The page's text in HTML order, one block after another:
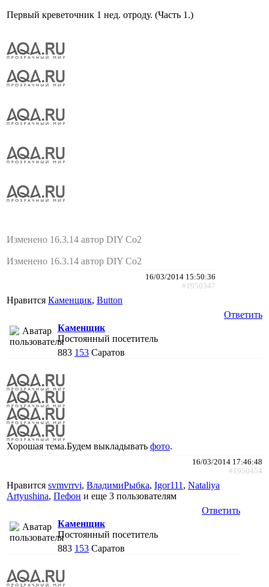
Первый креветочник 1 нед. отроду. (Часть 1.)
Изменено 16.3.14 автор DIY Co2
Изменено 16.3.14 автор DIY Co2
16/03/2014 15:50:36
#1950347
Нравится Каменщик, Button
Ответить
Каменщик
Постоянный посетитель
883 153 Саратов
Хорошая тема.Будем выкладывать фото.
16/03/2014 17:46:48
#1950454
Нравится svmvrrvi, ВладимиРыбка, Igor111 , Nataliya
Artyushina, Пефон и еще 3 пользователям
Ответить
Каменщик
Постоянный посетитель
883 153 Саратов